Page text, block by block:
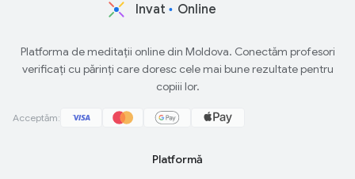
Invat Online
Platforma de meditații online din Moldova. Conectăm profesori
verificați cu părinți care doresc cele mai bune rezultate pentru
copiii lor.
Acceptăm:
Platformă